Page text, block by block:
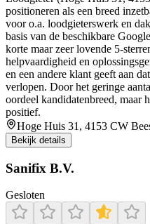
positioneren als een breed
voor o.a. loodgieterswerk en
basis van de beschikbare
korte maar zeer lovende 5-
helpvaardigheid en
en een andere klant geeft aan
verlopen. Door het geringe
oordeel kandidatenbreed, maar
positief.
Hoge Huis 31, 4153 CW
Bekijk details
Sanifix B.V.
Gesloten